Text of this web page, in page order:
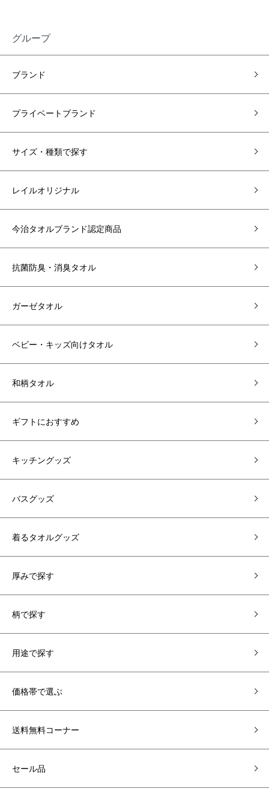
グループ
ブランド
プライベートブランド
サイズ・種類で探す
レイルオリジナル
今治タオルブランド認定商品
抗菌防臭・消臭タオル
ガーゼタオル
ベビー・キッズ向けタオル
和柄タオル
ギフトにおすすめ
キッチングッズ
バスグッズ
着るタオルグッズ
厚みで探す
柄で探す
用途で探す
価格帯で選ぶ
送料無料コーナー
セール品